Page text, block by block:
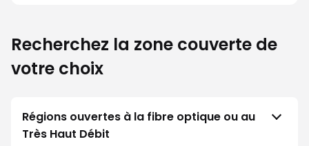
Recherchez la zone couverte de
votre choix
Régions ouvertes à la fibre optique ou au
Très Haut Débit